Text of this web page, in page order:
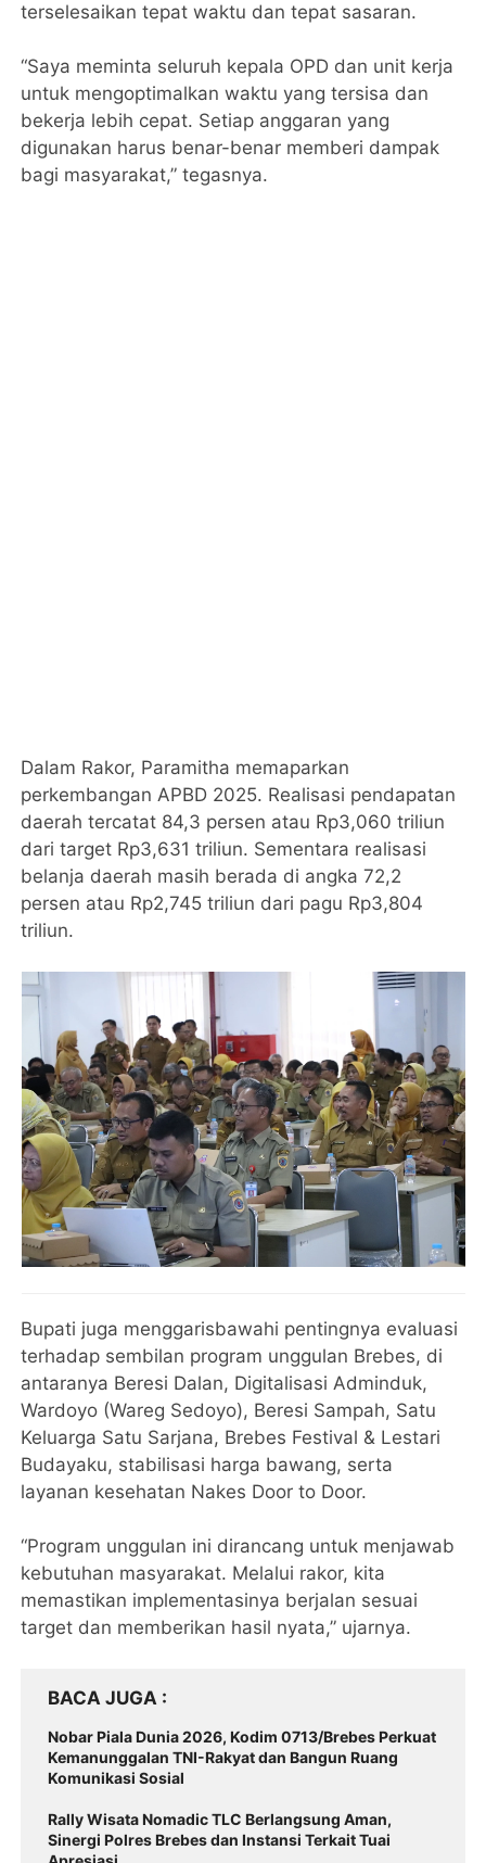
terselesaikan tepat waktu dan tepat sasaran.
“Saya meminta seluruh kepala OPD dan unit kerja
untuk mengoptimalkan waktu yang tersisa dan
bekerja lebih cepat. Setiap anggaran yang
digunakan harus benar-benar memberi dampak
bagi masyarakat,” tegasnya.
Dalam Rakor, Paramitha memaparkan
perkembangan APBD 2025. Realisasi pendapatan
daerah tercatat 84,3 persen atau Rp3,060 triliun
dari target Rp3,631 triliun. Sementara realisasi
belanja daerah masih berada di angka 72,2
persen atau Rp2,745 triliun dari pagu Rp3,804
triliun.
Bupati juga menggarisbawahi pentingnya evaluasi
terhadap sembilan program unggulan Brebes, di
antaranya Beresi Dalan, Digitalisasi Adminduk,
Wardoyo (Wareg Sedoyo), Beresi Sampah, Satu
Keluarga Satu Sarjana, Brebes Festival & Lestari
Budayaku, stabilisasi harga bawang, serta
layanan kesehatan Nakes Door to Door.
“Program unggulan ini dirancang untuk menjawab
kebutuhan masyarakat. Melalui rakor, kita
memastikan implementasinya berjalan sesuai
target dan memberikan hasil nyata,” ujarnya.
BACA JUGA
Nobar Piala Dunia 2026, Kodim 0713/Brebes Perkuat
Kemanunggalan TNI-Rakyat dan Bangun Ruang
Komunikasi Sosial
Rally Wisata Nomadic TLC Berlangsung Aman,
Sinergi Polres Brebes dan Instansi Terkait Tuai